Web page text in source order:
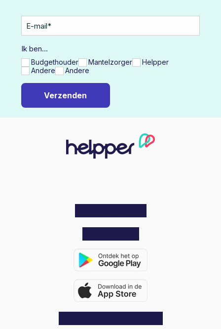
E-mail*
Ik ben...
Budgethouder Mantelzorger
Helpper
Andere
Andere